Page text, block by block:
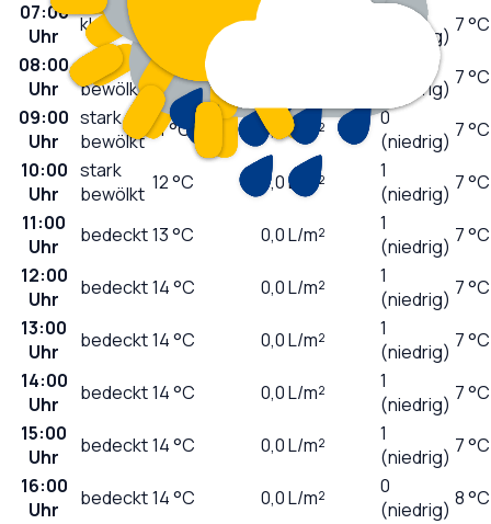
07:00
Uhr
klar
(niedrig) 7 °C
08:00
Uhr
leicht
bewölkt 9°C
(niedrig) 7 °C
09:00
Uhr
stark
bewölkt 11°C 0,0 L/m²
0
(niedrig) 7 °C
10:00
Uhr
stark
bewölkt 12°C 0,0L/m²
1
(niedrig) 7 °C
11:00
Uhr
bedeckt13°C 0,0L/m²
1
(niedrig) 7 °C
12:00
Uhr
bedeckt14°C 0,0L/m²
1
(niedrig) 7 °C
13:00
Uhr
bedeckt14°C 0,0L/m²
1
(niedrig) 7 °C
14:00
Uhr
bedeckt14°C 0,0L/m²
1
(niedrig) 7 °C
15:00
Uhr
bedeckt14°C 0,0L/m²
1
(niedrig) 7 °C
16:00
Uhr
bedeckt14°C 0,0L/m²
0
(niedrig) 8 °C